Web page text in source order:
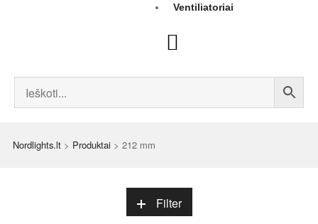
Ventiliatoriai
Nordlights.lt > Produktai > 212 mm
Filter